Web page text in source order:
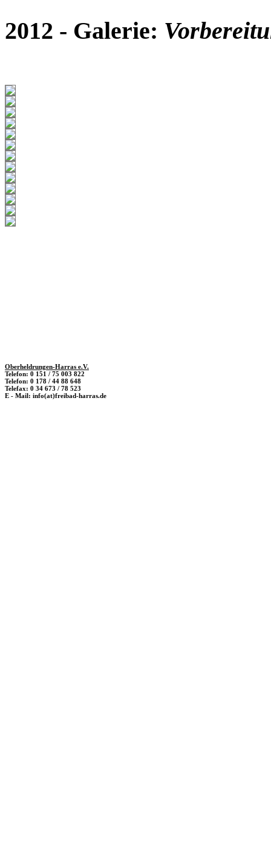
2012 - Galerie:
Oberheldrungen-Harras e.V.
Telefon: 0 151 / 75 003 822
Telefon: 0 178 / 44 88 648
Telefax: 0 34 673 / 78 523
E - Mail: info(at)freibad-harras.de